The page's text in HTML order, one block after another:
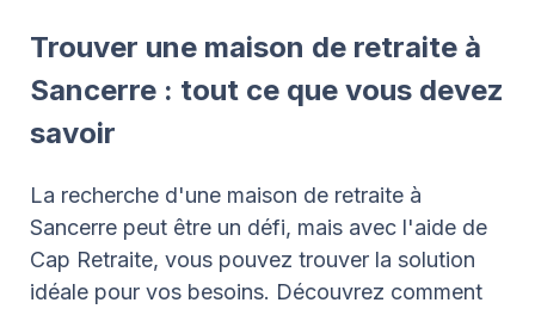
Trouver une maison de retraite à
Sancerre : tout ce que vous devez
savoir
La recherche d'une maison de retraite à
Sancerre peut être un défi, mais avec l'aide de
Cap Retraite, vous pouvez trouver la solution
idéale pour vos besoins. Découvrez comment